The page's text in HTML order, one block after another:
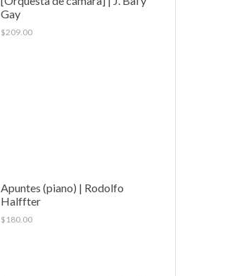
Gay
$209.00
Apuntes (piano) | Rodolfo
Halffter
$ 180.00